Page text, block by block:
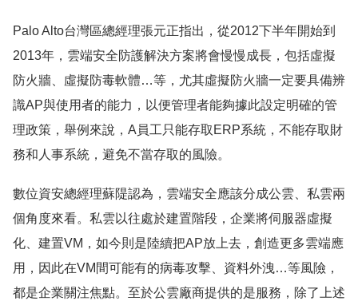
Palo Alto台灣區總經理張元正指出，從2012下半年開始到
2013年，雲端安全防護解決方案將會慢慢成長，包括虛擬
防火牆、虛擬防毒軟體…等，尤其虛擬防火牆一定要具備辨
識AP與使用者的能力，以便管理者能夠據此設定明確的管
理政策，舉例來說，A員工只能存取ERP系統，不能存取財
務和人事系統，避免不當存取的風險。
數位資安總經理蘇隄認為，雲端安全應該分成公雲、私雲兩
個角度來看。私雲以往處於建置階段，企業將伺服器虛擬
化、建置VM，如今則是陸續把AP放上去，創造更多雲端應
用，因此在VM間可能有的病毒攻擊、資料外洩…等風險，
都是企業關注焦點。至於公雲廠商提供的是服務，除了上述